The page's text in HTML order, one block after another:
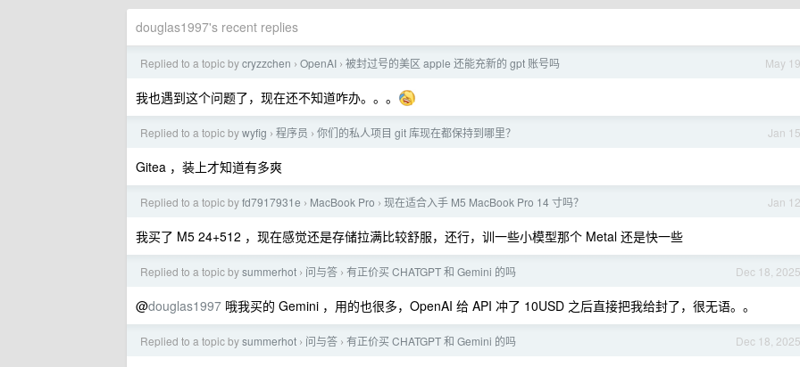
douglas1997's recent replies
May 19
Replied to a topic bycryzzchen › OpenAI › 被封过号的美区 apple 还能充新的 gpt 账号吗
我也遇到这个问题了，现在还不知道咋办。。。
Jan 15
Replied to a topic bywyfig › 程序员 › 你们的私人项目 git 库现在都保持到哪里？
Gitea ，装上才知道有多爽
Jan 12
Replied to a topic byfd7917931e › MacBook Pro › 现在适合入手 M5 MacBook Pro 14 寸吗？
我买了 M5 24+512 ，现在感觉还是存储拉满比较舒服，还行，训一些小模型那个 Metal 还是快一些
Dec 18, 2025
Replied to a topic bysummerhot › 问与答 › 有正价买 CHATGPT 和 Gemini 的吗
@douglas1997 哦我买的 Gemini ，用的也很多，OpenAI 给 API 冲了 10USD 之后直接把我给封了，很无语。。
Dec 18, 2025
Replied to a topic bysummerhot › 问与答 › 有正价买 CHATGPT 和 Gemini 的吗